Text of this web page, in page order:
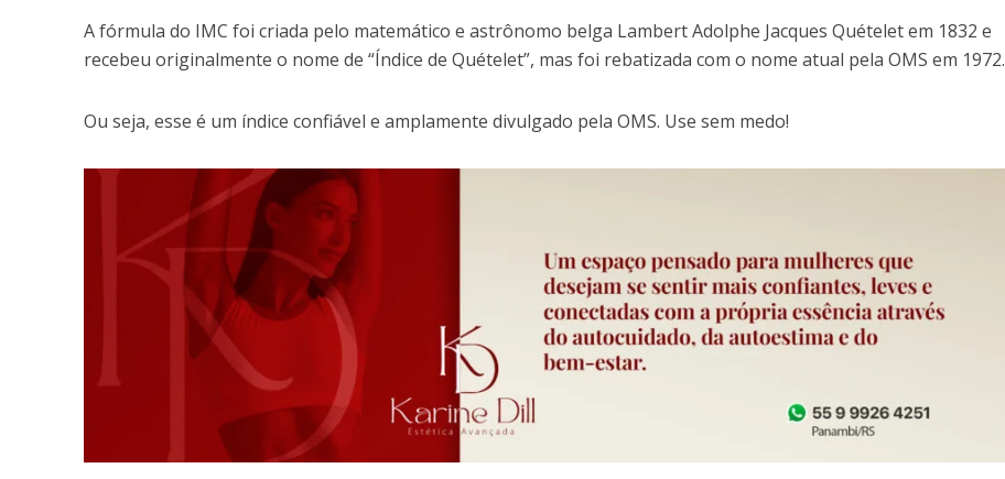
A fórmula do IMC foi criada pelo matemático e astrônomo belga Lambert Adolphe Jacques Quételet em 1832 e
recebeu originalmente o nome de “Índice de Quételet”, mas foi rebatizada com o nome atual pela OMS em 1972.
Ou seja, esse é um índice confiável e amplamente divulgado pela OMS. Use sem medo!